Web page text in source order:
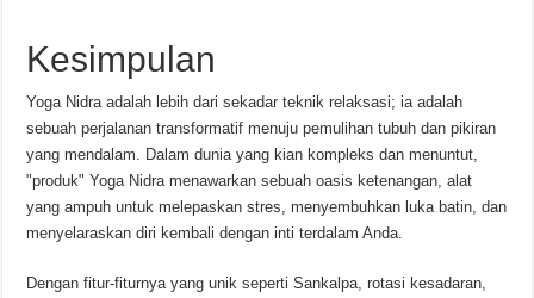
Kesimpulan
Yoga Nidra adalah lebih dari sekadar teknik relaksasi; ia adalah
sebuah perjalanan transformatif menuju pemulihan tubuh dan pikiran
yang mendalam. Dalam dunia yang kian kompleks dan menuntut,
"produk" Yoga Nidra menawarkan sebuah oasis ketenangan, alat
yang ampuh untuk melepaskan stres, menyembuhkan luka batin, dan
menyelaraskan diri kembali dengan inti terdalam Anda.
Dengan fitur-fiturnya yang unik seperti Sankalpa, rotasi kesadaran,